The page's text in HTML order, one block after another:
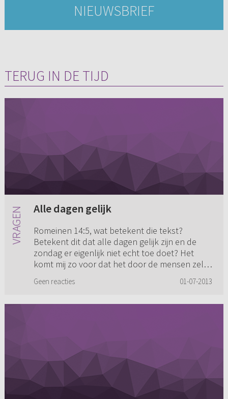
NIEUWSBRIEF
TERUG IN DE TIJD
Alle dagen gelijk
Romeinen 14:5, wat betekent die tekst?
Betekent dit dat alle dagen gelijk zijn en de
zondag er eigenlijk niet echt toe doet? Het
komt mij zo voor dat het door de mensen zelf
Geen reacties 01-07-2013